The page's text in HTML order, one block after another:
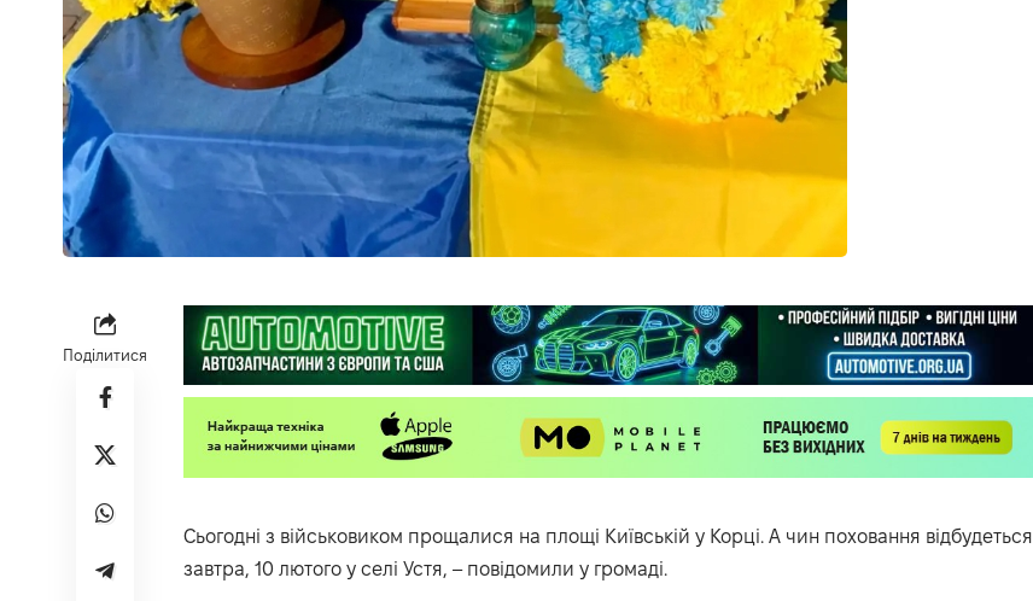
Поділитися
Сьогодні з військовиком прощалися на площі Київській у Корці. А чин поховання відбудеться
завтра, 10 лютого у селі Устя, – повідомили у громаді.